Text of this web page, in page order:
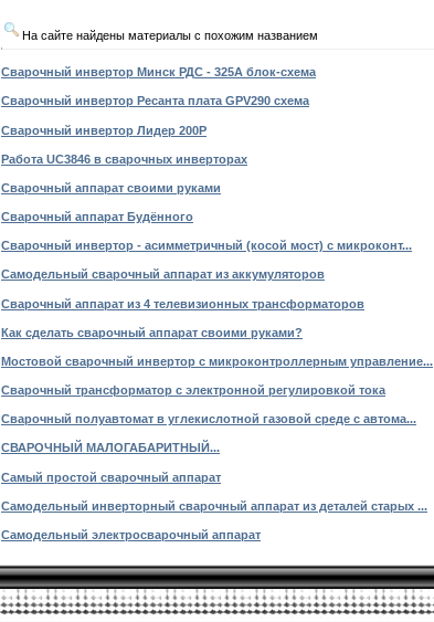
На сайте найдены материалы с похожим названием
Сварочный инвертор Минск РДС - 325А блок-схема
Сварочный инвертор Ресанта плата GPV290 схема
Сварочный инвертор Лидер 200Р
Работа UC3846 в сварочных инверторах
Сварочный аппарат своими руками
Сварочный аппарат Будённого
Сварочный инвертор - асимметричный (косой мост) с микроконт...
Самодельный сварочный аппарат из аккумуляторов
Сварочный аппарат из 4 телевизионных трансформаторов
Как сделать сварочный аппарат своими руками?
Мостовой сварочный инвертор с микроконтроллерным управление...
Сварочный трансформатор с электронной регулировкой тока
Сварочный полуавтомат в углекислотной газовой среде с автома...
СВАРОЧНЫЙ МАЛОГАБАРИТНЫЙ...
Самый простой сварочный аппарат
Самодельный инверторный сварочный аппарат из деталей старых ...
Самодельный электросварочный аппарат